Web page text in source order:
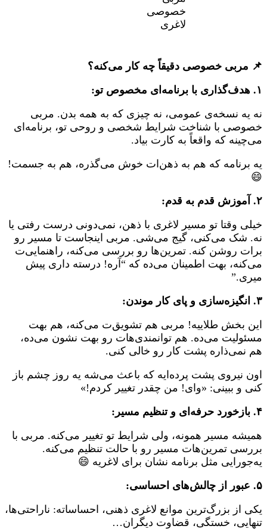
📌 مربی خصوصی دقیقاً چه کار می‌کنه؟
۱. هدف‌گذاری با برنامه‌ای مخصوص تو:
نه یه نسخه‌ی عمومی، نه چیزی که به همه بدن. مربی
خصوصی با شناخت شرایط شخصی و روحی تو، برنامه‌ای
می‌چینه که واقعاً به کارت بیاد.
یه برنامه که هم به ذهن‌ات خوش می‌گذره، هم به جسمت!
😄
۲. آموزش قدم به قدم:
خیلی وقتا تو مسیر لاغری با ذهن، نمی‌دونی درست رفتی یا
نه. شک می‌کنی، گیج می‌شی. مربی اینجاست تا مسیر رو
برات روشن کنه. تمرین‌ها رو بررسی می‌کنه، راهنمایی‌ت
می‌کنه، بهت اطمینان می‌ده که “آره! درسته داری پیش
میری.”
۳. انگیزه‌سازی و پای کار موندن:
این بخش طلاییه! مربی هم تشویق‌ت می‌کنه، هم بهت
مسئولیت می‌ده. هم توانمندی‌هات رو بهت نشون می‌ده،
هم نمی‌ذاره پشت کار رو خالی کنی.
اون نیروی پشت پرده‌ایه که باعث می‌شه یه روز چشم باز
کنی و ببینی: «وای! من چقدر تغییر کردم!»
۴. بازخورد حرفه‌ای و تنظیم مسیر:
همیشه مسیر همونه، ولی شرایط تو تغییر می‌کنه. مربی با
بررسی تمرین‌هات مسیر رو با حالت تنظیم می‌کنه.
یه‌جورایی مثل برنامه نشان برای لاغریه 😄
۵. عبور از چالش‌های احساسی:
یکی از بزرگ‌ترین موانع لاغری ذهنی، احساساته: ناراحتی‌ها،
تنهایی، خستگی، قضاوت دیگران…